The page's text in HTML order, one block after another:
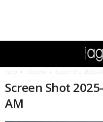
ClinicPiel Screen Shot 2025-
Screen Shot
AM